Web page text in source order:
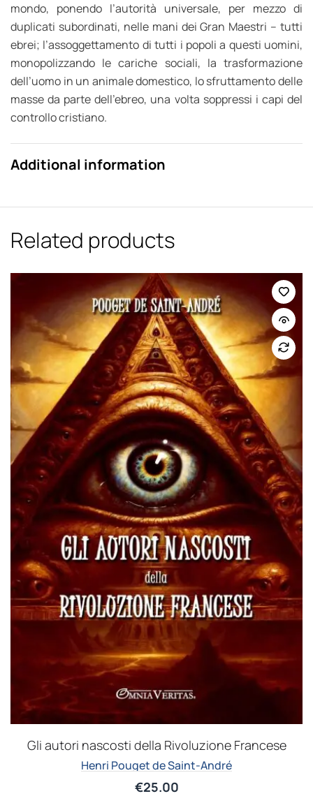
mondo, ponendo l’autorità universale, per mezzo di
duplicati subordinati, nelle mani dei Gran Maestri – tutti
ebrei; l’assoggettamento di tutti i popoli a questi uomini,
monopolizzando le cariche sociali, la trasformazione
dell’uomo in un animale domestico, lo sfruttamento delle
masse da parte dell’ebreo, una volta soppressi i capi del
controllo cristiano.
Additional information
Related products
Gli autori nascosti della Rivoluzione Francese
Henri Pouget de Saint-André
€25.00